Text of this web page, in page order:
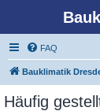
FAQ
Bauklimatik
Häufig